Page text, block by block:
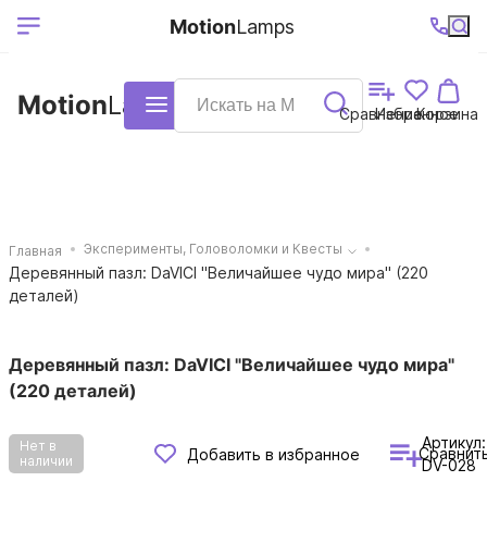
Ваш регион
Выберите ваш
+7 (495)740-
38-68
График
работы
MotionLamps Каталог Сравнение
Избранное
Корзина
MotionLamps
Главная Эксперименты, Головоломки и Квесты
Деревянный пазл: DaVICI "Величайшее чудо мира" (220
деталей)
Деревянный пазл: DaVICI "Величайшее чудо мира"
(220 деталей)
Нет в
наличии
Добавить в избранное
Артикул:
DV-028